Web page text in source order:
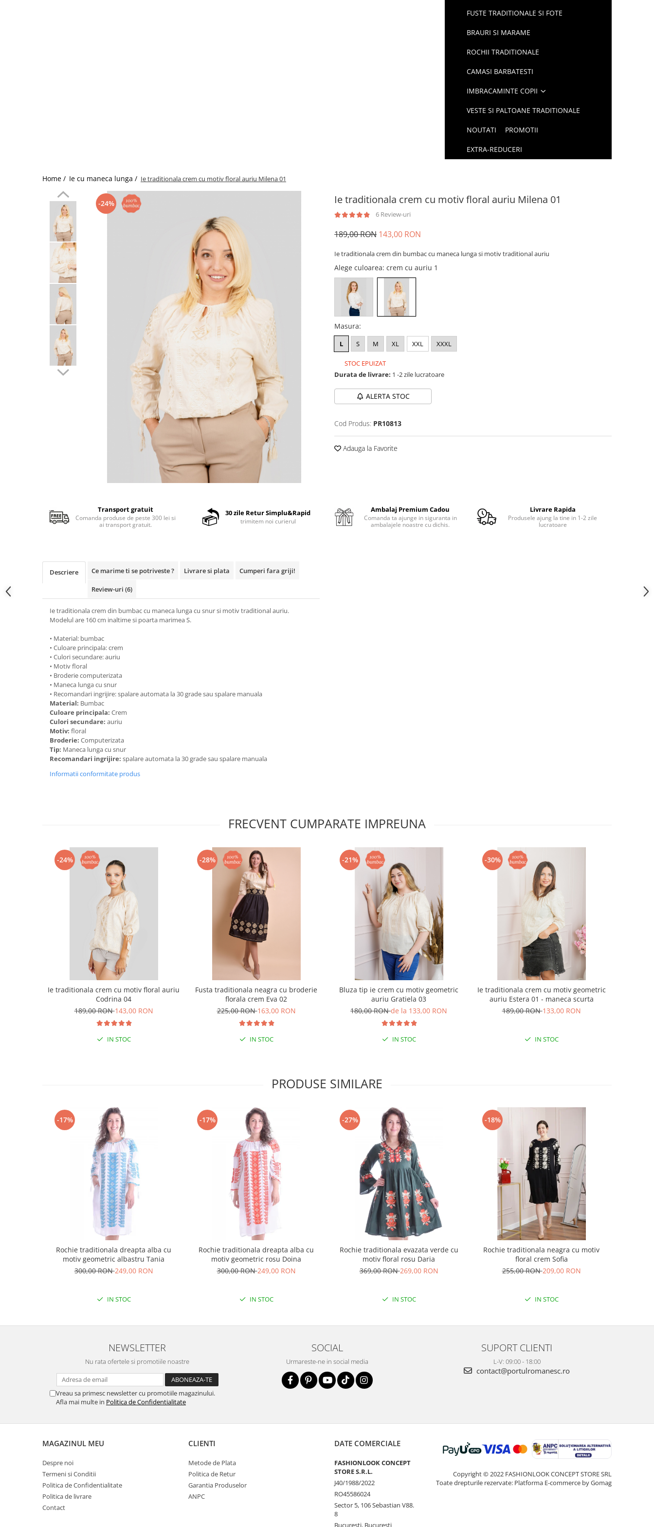
FUSTE TRADITIONALE SI FOTE
BRAURI SI MARAME
ROCHII TRADITIONALE
CAMASI BARBATESTI
IMBRACAMINTE COPII
VESTE SI PALTOANE TRADITIONALE
NOUTATI PROMOTII
EXTRA-REDUCERI
Home / Ie cu maneca lunga / Ie traditionala crem cu motiv floral auriu Milena 01
Ie traditionala crem cu motiv floral auriu Milena 01
6 Review-uri
-24%
189,00 RON 143,00 RON
Ie traditionala crem din bumbac cu maneca lunga si motiv traditional auriu
Alege culoarea: crem cu auriu 1
Masura:
L S M XL XXL XXXL
STOC EPUIZAT
Durata de livrare: 1 -2 zile lucratoare
ALERTA STOC
Cod Produs: PR10813
Adauga la Favorite
Transport gratuit
Comanda produse de peste 300 lei si
ai transport gratuit.
30 zile Retur Simplu&Rapid
trimitem noi curierul
Ambalaj Premium Cadou
Comanda ta ajunge in siguranta in
ambalajele noastre cu dichis.
Livrare Rapida
Produsele ajung la tine in 1-2 zile
lucratoare
Descriere Ce marime ti se potriveste ? Livrare si plata Cumperi fara griji!
Review-uri (6)
Ie traditionala crem din bumbac cu maneca lunga cu snur si motiv traditional auriu.
Modelul are 160 cm inaltime si poarta marimea S.
• Material: bumbac
• Culoare principala: crem
• Culori secundare: auriu
• Motiv floral
• Broderie computerizata
• Maneca lunga cu snur
• Recomandari ingrijire: spalare automata la 30 grade sau spalare manuala
Material: Bumbac
Culoare principala: Crem
Culori secundare: auriu
Motiv: floral
Broderie: Computerizata
Tip: Maneca lunga cu snur
Recomandari ingrijire: spalare automata la 30 grade sau spalare manuala
Informatii conformitate produs
FRECVENT CUMPARATE IMPREUNA
-24%
Ie traditionala crem cu motiv floral auriu
Codrina 04
189,00 RON143,00 RON
IN STOC
-28%
Fusta traditionala neagra cu broderie
florala crem Eva 02
225,00 RON163,00 RON
IN STOC
-21%
Bluza tip ie crem cu motiv geometric
auriu Gratiela 03
180,00 RONde la 133,00 RON
IN STOC
-30%
Ie traditionala crem cu motiv geometric
auriu Estera 01 - maneca scurta
189,00 RON133,00 RON
IN STOC
PRODUSE SIMILARE
-17%
Rochie traditionala dreapta alba cu
motiv geometric albastru Tania
300,00 RON249,00 RON
IN STOC
-17%
Rochie traditionala dreapta alba cu
motiv geometric rosu Doina
300,00 RON249,00 RON
IN STOC
-27%
Rochie traditionala evazata verde cu
motiv floral rosu Daria
369,00 RON269,00 RON
IN STOC
-18%
Rochie traditionala neagra cu motiv
floral crem Sofia
255,00 RON209,00 RON
IN STOC
NEWSLETTER
Nu rata ofertele si promotiile noastre
Vreau sa primesc newsletter cu promotiile magazinului.
Afla mai multe in Politica de Confidentialitate
SOCIAL
Urmareste-ne in social media
SUPORT CLIENTI
L-V: 09:00 - 18:00
contact@portulromanesc.ro
MAGAZINUL MEU
Despre noi
Termeni si Conditii
Politica de Confidentialitate
Politica de livrare
Contact
CLIENTI
Metode de Plata
Politica de Retur
Garantia Produselor
ANPC
DATE COMERCIALE
FASHIONLOOK CONCEPT
STORE S.R.L.
J40/1988/2022
RO45586024
Sector 5, 106 Sebastian V88.
8
Bucureşti, Bucureşti
Copyright © 2022 FASHIONLOOK CONCEPT STORE SRL
Toate drepturile rezervate: Platforma E-commerce by Gomag